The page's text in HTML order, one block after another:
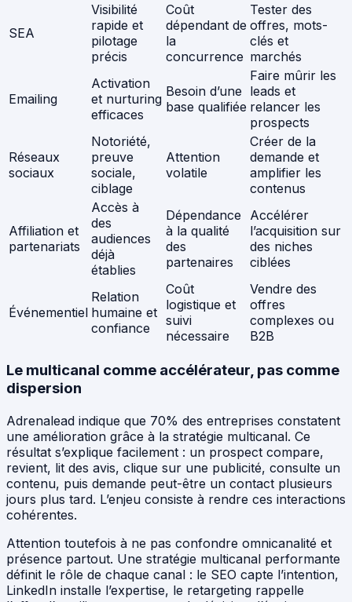
SEA
Visibilité
rapide et
pilotage
précis
Coût
dépendant de
la
concurrence
Tester des
offres, mots-
clés et
marchés
Emailing
Activation
et nurturing
efficaces
Besoin d’une
base qualifiée
Faire mûrir les
leads et
relancer les
prospects
Réseaux
sociaux
Notoriété,
preuve
sociale,
ciblage
Attention
volatile
Créer de la
demande et
amplifier les
contenus
Affiliation et
partenariats
Accès à
des
audiences
déjà
établies
Dépendance
à la qualité
des
partenaires
Accélérer
l’acquisition sur
des niches
ciblées
Événementiel
Relation
humaine et
confiance
Coût
logistique et
suivi
nécessaire
Vendre des
offres
complexes ou
B2B
Le multicanal comme accélérateur, pas comme
dispersion
Adrenalead indique que 70% des entreprises constatent
une amélioration grâce à la stratégie multicanal. Ce
résultat s’explique facilement : un prospect compare,
revient, lit des avis, clique sur une publicité, consulte un
contenu, puis demande peut-être un contact plusieurs
jours plus tard. L’enjeu consiste à rendre ces interactions
cohérentes.
Attention toutefois à ne pas confondre omnicanalité et
présence partout. Une stratégie multicanal performante
définit le rôle de chaque canal : le SEO capte l’intention,
LinkedIn installe l’expertise, le retargeting rappelle